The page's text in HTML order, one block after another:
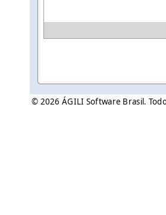
© 2026 ÁGILI Software Brasil.